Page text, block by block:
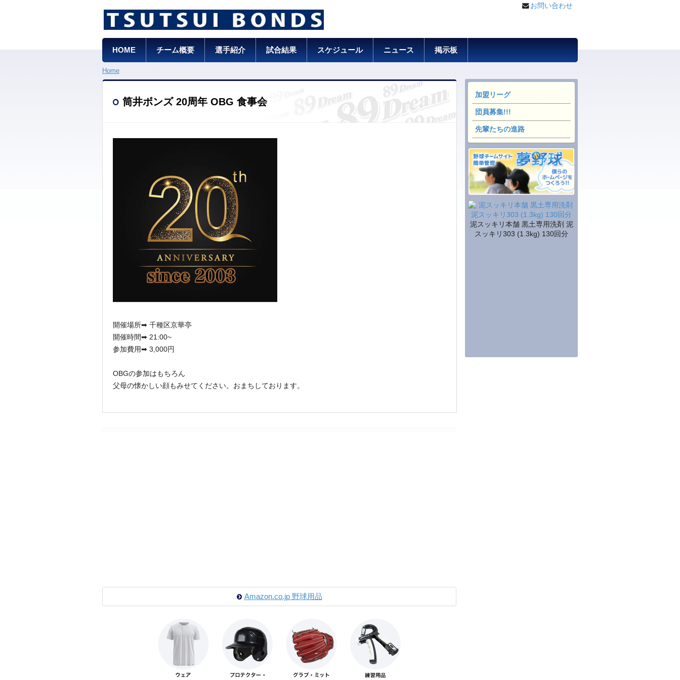
お問い合わせ
HOME チーム概要 選手紹介 試合結果 スケジュール ニュース 掲示板
加盟リーグ
団員募集!!!
先輩たちの進路
泥スッキリ本舗 黒土専用洗剤 泥
スッキリ303 (1.3kg) 130回分
Home
筒井ボンズ 20周年 OBG 食事会
開催場所➡ 千種区京華亭
開催時間➡ 21:00~
参加費用➡ 3,000円
OBGの参加はもちろん
父母の懐かしい顔もみせてください。おまちしております。
Amazon.co.jp 野球用品